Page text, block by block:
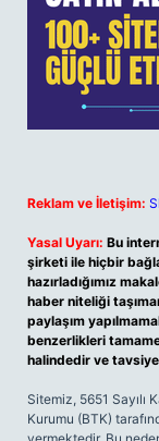
Reklam ve İletişim:
Yasal Uyarı: Bu
şirketi ile hiçbir
hazırladığımız
haber niteliği
paylaşım
benzerlikleri
halindedir ve
Sitemiz, 5651 Sayılı
Kurumu (BTK)